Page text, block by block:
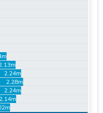
2.24m
2.28m
2.24m
2.14m